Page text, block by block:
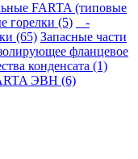
FARTA (типовые
горелки (5)
-
(65) Запасные части
фланцевое
конденсата (1)
ЭВН (6)